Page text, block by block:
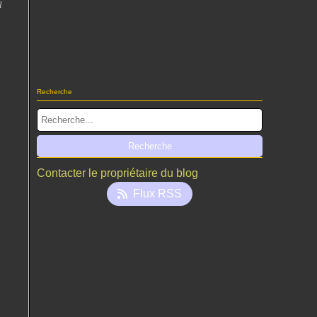
Recherche
Contacter le propriétaire du blog
Flux RSS